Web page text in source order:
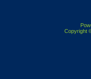
Copyright